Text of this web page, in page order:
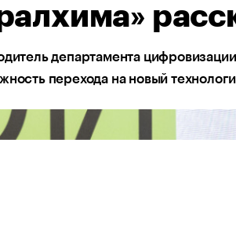
департамента
перехода на новый